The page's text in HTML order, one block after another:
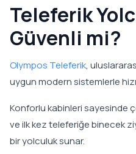
Teleferik
Güvenli mi?
Olympos Teleferik,
uygun modern sistemlerle
Konforlu kabinleri sayesinde
ve ilk kez teleferiğe binecek
bir yolculuk sunar.